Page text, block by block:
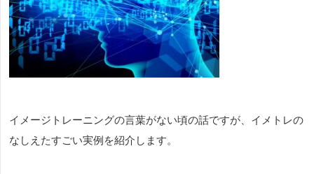
イメージトレーニングの言葉がない頃の話ですが、イメトレの
なしえたすごい実例を紹介します。